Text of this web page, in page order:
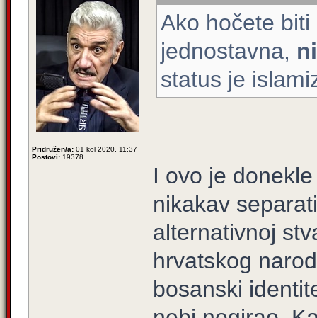
Pridružen/a: 01 kol 2020, 11:37
Postovi: 19378
Ako hočete
jednostavna,
status je
I ovo je
nikakav
alternativnoj
hrvatskog
bosanski